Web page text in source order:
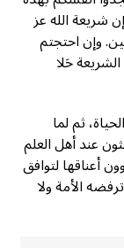
شريعة الله عز
وإن احتجتم
حَلا
ثم لما
عند أهل العلم
أعناقها لتوافق
الأمة ولا